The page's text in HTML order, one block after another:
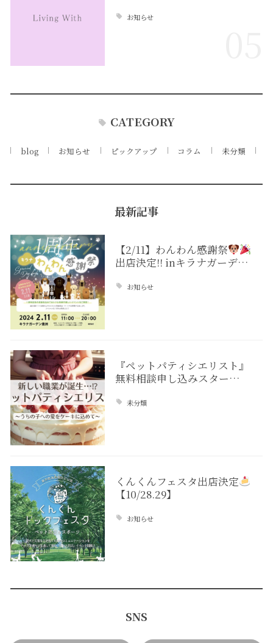
お知らせ
CATEGORY
blog お知らせ ピックアップ コラム 未分類
最新記事
【2/11】わんわん感謝祭
出店決定!! inキラナガーデ…
お知らせ
『ペットパティシエリスト』
無料相談申し込みスター…
未分類
くんくんフェスタ出店決定
【10/28.29】
お知らせ
SNS